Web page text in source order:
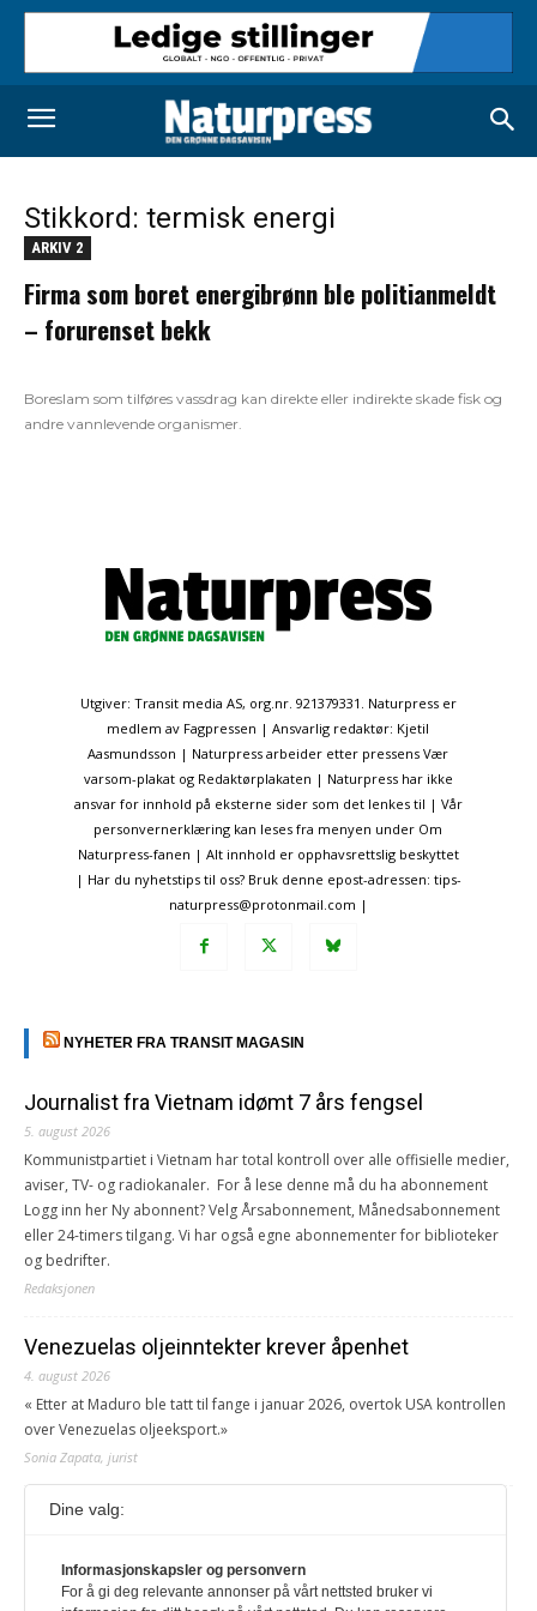
Stikkord: termisk energi
ARKIV 2
Firma som boret energibrønn ble politianmeldt
– forurenset bekk
Boreslam som tilføres vassdrag kan direkte eller indirekte skade fisk og
andre vannlevende organismer.
Utgiver: Transit media AS, org.nr. 921379331. Naturpress er
medlem av Fagpressen | Ansvarlig redaktør: Kjetil
Aasmundsson | Naturpress arbeider etter pressens Vær
varsom-plakat og Redaktørplakaten | Naturpress har ikke
ansvar for innhold på eksterne sider som det lenkes til | Vår
personvernerklæring kan leses fra menyen under Om
Naturpress-fanen | Alt innhold er opphavsrettslig beskyttet
| Har du nyhetstips til oss? Bruk denne epost-adressen: tips-
naturpress@protonmail.com |
NYHETER FRA TRANSIT MAGASIN
Journalist fra Vietnam idømt 7 års fengsel
5. august 2026
Kommunistpartiet i Vietnam har total kontroll over alle offisielle medier,
aviser, TV- og radiokanaler. For å lese denne må du ha abonnement
Logg inn her Ny abonnent? Velg Årsabonnement, Månedsabonnement
eller 24-timers tilgang. Vi har også egne abonnementer for biblioteker
og bedrifter.
Redaksjonen
Venezuelas oljeinntekter krever åpenhet
4. august 2026
« Etter at Maduro ble tatt til fange i januar 2026, overtok USA kontrollen
over Venezuelas oljeeksport.»
Sonia Zapata, jurist
117,8 millioner er på flukt, en nedgang fra forrige
1. august 2026
Ville ha tilsvart verdens trettende største land i folketall. For å lese
Dine valg:
Informasjonskapsler og personvern
For å gi deg relevante annonser på vårt nettsted bruker vi